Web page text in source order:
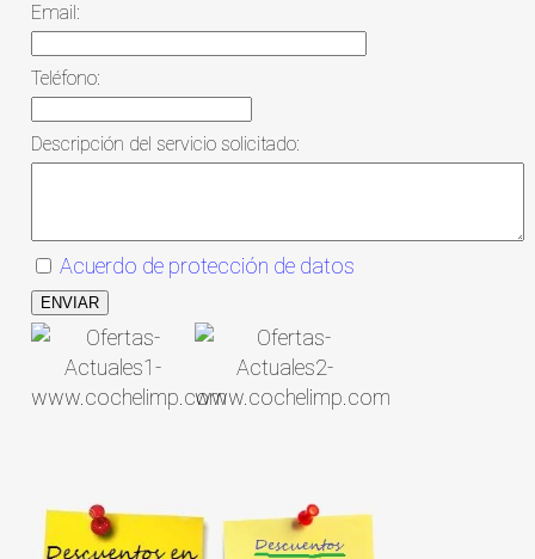
Email:
Teléfono:
Descripción del servicio solicitado:
Acuerdo de protección de datos
ENVIAR